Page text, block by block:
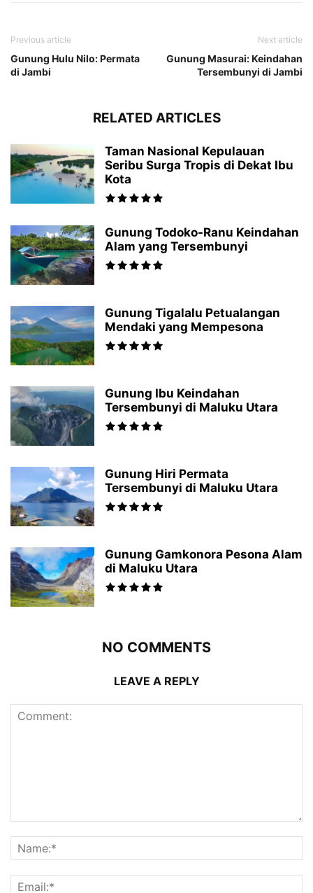
Previous article
Gunung Hulu Nilo: Permata
di Jambi
Next article
Gunung Masurai: Keindahan
Tersembunyi di Jambi
RELATED ARTICLES
Taman Nasional Kepulauan
Seribu Surga Tropis di Dekat Ibu
Kota
Gunung Todoko-Ranu Keindahan
Alam yang Tersembunyi
Gunung Tigalalu Petualangan
Mendaki yang Mempesona
Gunung Ibu Keindahan
Tersembunyi di Maluku Utara
Gunung Hiri Permata
Tersembunyi di Maluku Utara
Gunung Gamkonora Pesona Alam
di Maluku Utara
NO COMMENTS
LEAVE A REPLY